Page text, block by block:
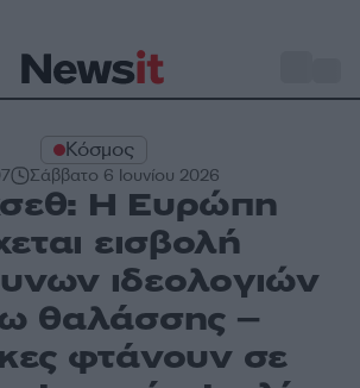
Κόσμος
Σάββατο 6 Ιουνίου 2026
Η Ευρώπη
εισβολή
ιδεολογιών
θαλάσσης –
φτάνουν σε